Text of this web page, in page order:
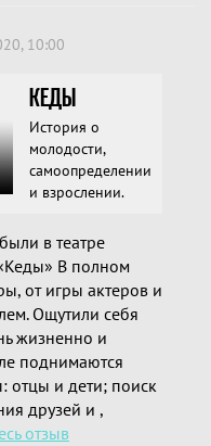
10:00
КЕДЫ
История о
молодости,
самоопределении
и взрослении.
в театре
В полном
от игры актеров и
Ощутили себя
жизненно и
поднимаются
отцы и дети; поиск
друзей и ,
отзыв